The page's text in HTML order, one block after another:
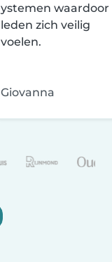
ystemen waardoor
leden zich veilig
voelen.
Giovanna